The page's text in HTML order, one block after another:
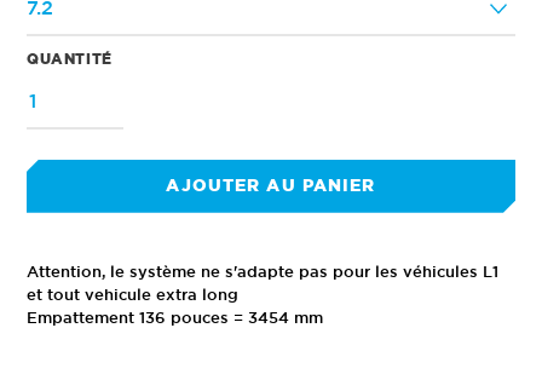
QUANTITÉ
AJOUTER AU PANIER
d'un
produit
à
Attention, le système ne s'adapte pas pour les véhicules L1
et tout vehicule extra long
Empattement 136 pouces = 3454 mm